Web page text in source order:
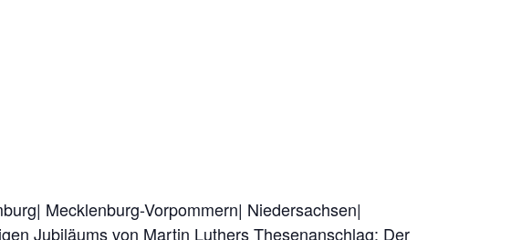
Mecklenburg-Vorpommern| Niedersachsen|
Jubiläums von Martin Luthers Thesenanschlag: Der